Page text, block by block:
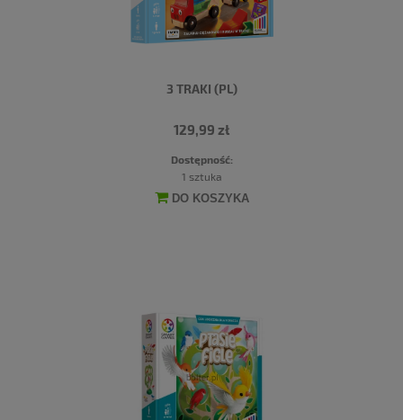
3 TRAKI (PL)
129,99 zł
Dostępność:
1 sztuka
DO KOSZYKA